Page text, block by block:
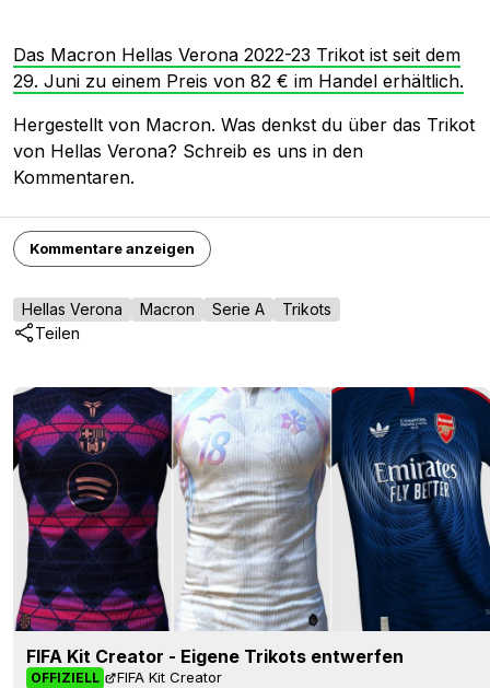
Das Macron Hellas Verona 2022-23 Trikot ist seit dem
29. Juni zu einem Preis von 82 € im Handel erhältlich.
Hergestellt von Macron. Was denkst du über das Trikot
von Hellas Verona? Schreib es uns in den
Kommentaren.
Kommentare anzeigen
Hellas Verona Macron Serie A
Trikots
Teilen
FIFA Kit Creator - Eigene Trikots entwerfen
OFFIZIELL FIFA Kit Creator